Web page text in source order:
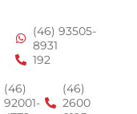
(46) 93505-
8931
192
(46)
92001-
(46)
2600